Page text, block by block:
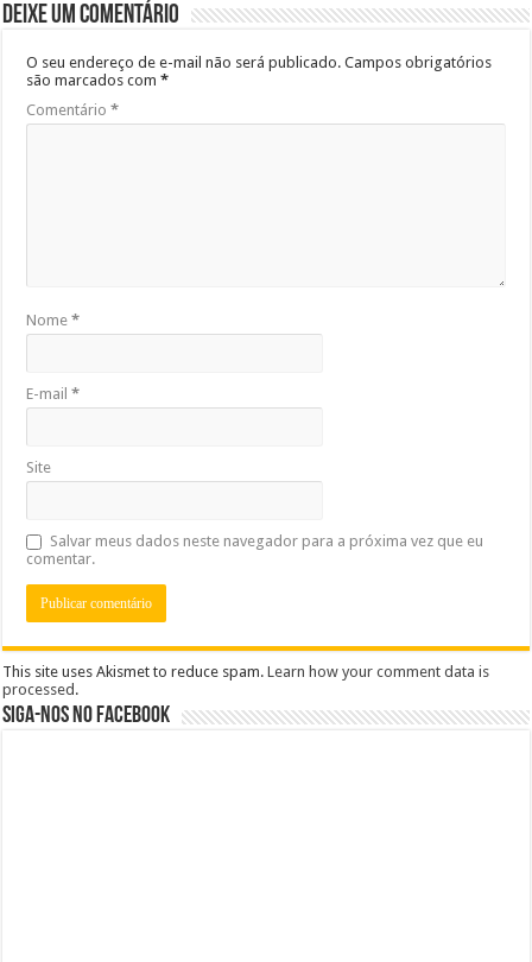
Deixe um comentário
O seu endereço de e-mail não será publicado. Campos obrigatórios
são marcados com*
Comentário*
Nome*
E-mail*
Site
Salvar meus dados neste navegador para a próxima vez que eu
comentar.
This site uses Akismet to reduce spam.Learn how your comment data is
processed .
Siga-nos no Facebook